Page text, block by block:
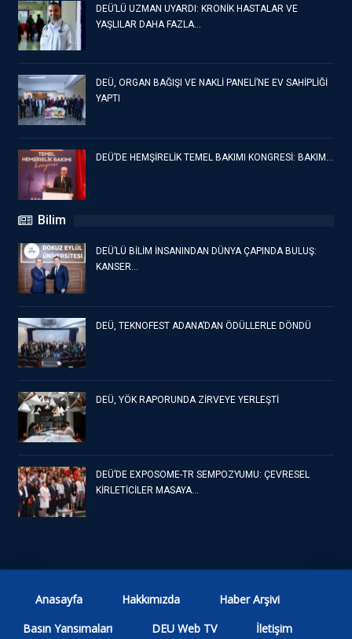
DEÜ’LÜ UZMAN UYARDI: KRONİK HASTALAR VE
YAŞLILAR DAHA FAZLA…
DEÜ, ORGAN BAĞIŞI VE NAKLİ PANELİ’NE EV SAHİPLİĞİ
YAPTI
DEÜ’DE HEMŞİRELİK TEMEL BAKIMI KONGRESİ: BAKIM…
Bilim
DEÜ’LÜ BİLİM İNSANINDAN DÜNYA ÇAPINDA BULUŞ:
KANSER…
DEÜ, TEKNOFEST ADANA’DAN ÖDÜLLERLE DÖNDÜ
DEÜ, YÖK RAPORUNDA ZİRVEYE YERLEŞTİ
DEÜ’DE EXPOSOME-TR SEMPOZYUMU: ÇEVRESEL
KİRLETİCİLER MASAYA…
Anasayfa Hakkımızda
Haber Arşivi
Basın Yansımaları
DEU Web TV İletişim